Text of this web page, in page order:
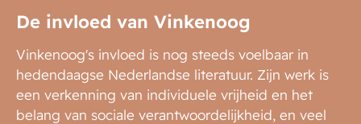
De invloed van Vinkenoog
Vinkenoog's invloed is nog steeds voelbaar in
hedendaagse Nederlandse literatuur. Zijn werk is
een verkenning van individuele vrijheid en het
belang van sociale verantwoordelijkheid, en veel